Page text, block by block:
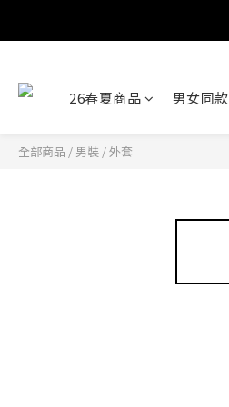
26春夏商品 男女同款
全部商品 / 男裝 /外套